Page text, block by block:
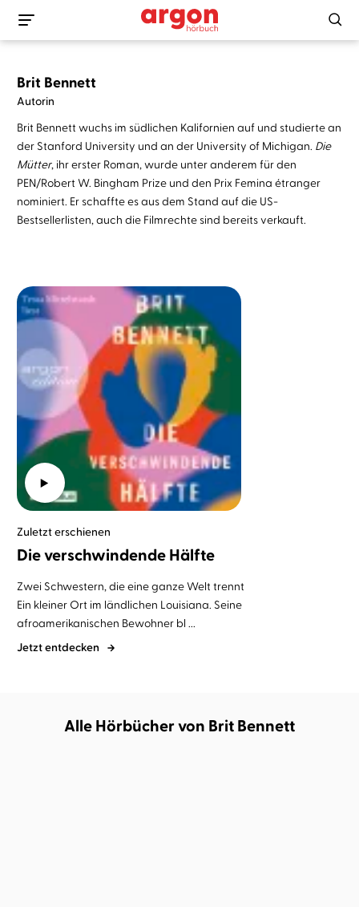
Brit Bennett
Autorin
Brit Bennett wuchs im südlichen Kalifornien auf und studierte an
der Stanford University und an der University of Michigan. Die
Mütter, ihr erster Roman, wurde unter anderem für den
PEN/Robert W. Bingham Prize und den Prix Femina étranger
nominiert. Er schaffte es aus dem Stand auf die US-
Bestsellerlisten, auch die Filmrechte sind bereits verkauft.
Zuletzt erschienen
Die verschwindende Hälfte
Zwei Schwestern, die eine ganze Welt trennt
Ein kleiner Ort im ländlichen Louisiana. Seine
afroamerikanischen Bewohner bl ...
Jetzt entdecken
Alle Hörbücher von Brit Bennett